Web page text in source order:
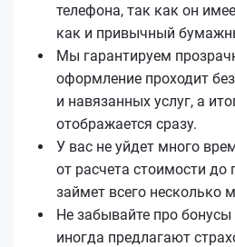
телефона, так как он
как и привычный
Мы гарантируем
оформление проходит
и навязанных услуг, а
отображается сразу.
У вас не уйдет много
от расчета стоимости до
займет всего несколько
Не забывайте про
иногда предлагают